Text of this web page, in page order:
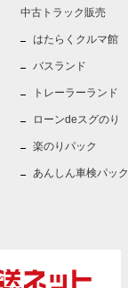
中古トラック販売
はたらくクルマ館
バスランド
トレーラーランド
ローンdeスグのり
楽のりパック
あんしん車検パック